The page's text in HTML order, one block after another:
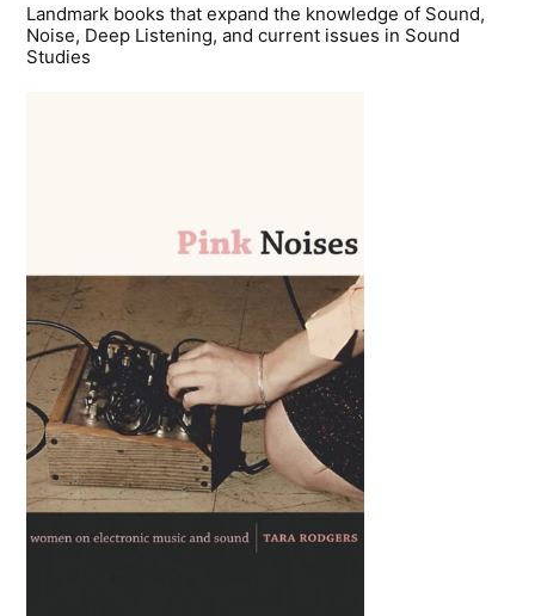
Landmark books that expand the knowledge of Sound,
Noise, Deep Listening, and current issues in Sound
Studies